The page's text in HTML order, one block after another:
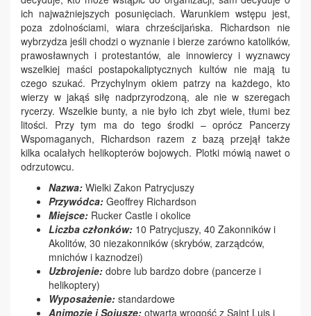
ich najważniejszych posunięciach. Warunkiem wstępu jest,
poza zdolnościami, wiara chrześcijańska. Richardson nie
wybrzydza jeśli chodzi o wyznanie i bierze zarówno katolików,
prawosławnych i protestantów, ale innowiercy i wyznawcy
wszelkiej maści postapokaliptycznych kultów nie mają tu
czego szukać. Przychylnym okiem patrzy na każdego, kto
wierzy w jakąś siłę nadprzyrodzoną, ale nie w szeregach
rycerzy. Wszelkie bunty, a nie było ich zbyt wiele, tłumi bez
litości. Przy tym ma do tego środki – oprócz Pancerzy
Wspomaganych, Richardson razem z bazą przejął także
kilka ocalałych helikopterów bojowych. Plotki mówią nawet o
odrzutowcu.
Nazwa: Wielki Zakon Patrycjuszy
Przywódca: Geoffrey Richardson
Miejsce: Rucker Castle i okolice
Liczba członków: 10 Patrycjuszy, 40 Zakonników i
Akolitów, 30 niezakonników (skrybów, zarządców,
mnichów i kaznodzei)
Uzbrojenie: dobre lub bardzo dobre (pancerze i
helikoptery)
Wyposażenie: standardowe
Animozje i Sojusze: otwarta wrogość z Saint Luis i